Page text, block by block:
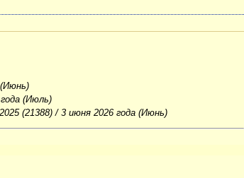
(Июль)
(21388) / 3 июня 2026 года (Июнь)